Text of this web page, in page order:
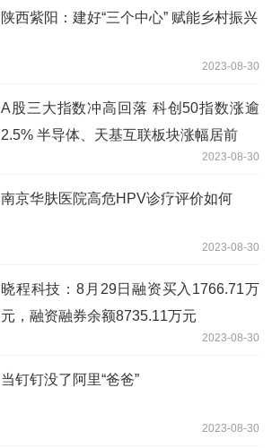
陕西紫阳：建好“三个中心” 赋能乡村振兴
2023-08-30
A股三大指数冲高回落 科创50指数涨逾
2.5% 半导体、天基互联板块涨幅居前
2023-08-30
南京华肤医院高危HPV诊疗评价如何
2023-08-30
晓程科技：8月29日融资买入1766.71万
元，融资融券余额8735.11万元
2023-08-30
当钉钉没了阿里“爸爸”
2023-08-30